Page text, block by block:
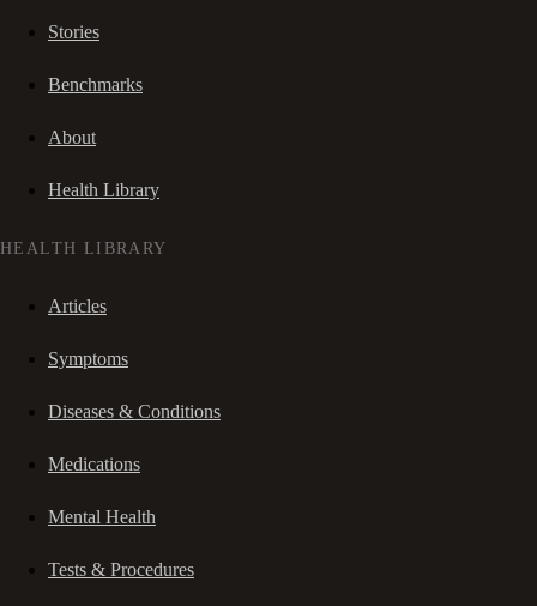
Stories
Benchmarks
About
Health Library
HEALTH LIBRARY
Articles
Symptoms
Diseases & Conditions
Medications
Mental Health
Tests & Procedures